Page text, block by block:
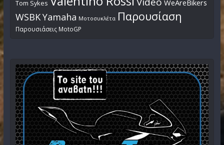
Tom Sykes WeAreBikers
WSBKYamaha Μοτοσυκλέτα Παρουσίαση
Παρουσιάσεις MotoGP